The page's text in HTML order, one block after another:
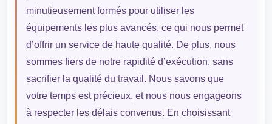
minutieusement formés pour utiliser les
équipements les plus avancés, ce qui nous permet
d’offrir un service de haute qualité. De plus, nous
sommes fiers de notre rapidité d’exécution, sans
sacrifier la qualité du travail. Nous savons que
votre temps est précieux, et nous nous engageons
à respecter les délais convenus. En choisissant